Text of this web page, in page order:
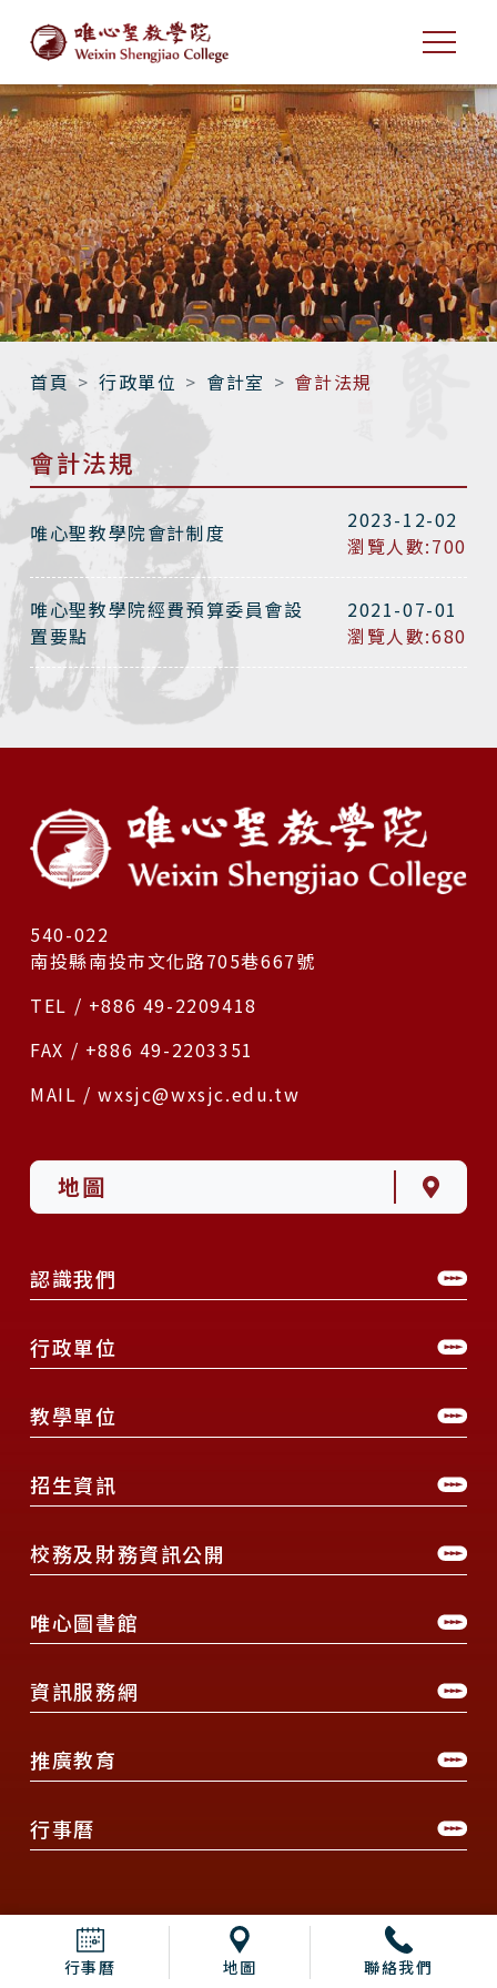
首頁 行政單位 會計室 會計法規
會計法規
唯心聖教學院會計制度
2023-12-02
瀏覽人數:700
唯心聖教學院經費預算委員會設
置要點
2021-07-01
瀏覽人數:680
540-022
南投縣南投市文化路705巷667號
TEL / +886 49-2209418
FAX / +886 49-2203351
MAIL / wxsjc@wxsjc.edu.tw
地圖
認識我們
行政單位
教學單位
招生資訊
校務及財務資訊公開
唯心圖書館
資訊服務網
推廣教育
行事曆
行事曆 地圖 聯絡我們